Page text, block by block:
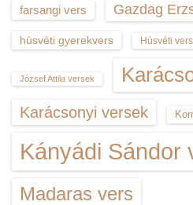
farsangi vers Gazdag
húsvéti gyerekvers Húsvéti vers
József Attila versek
Karácsonyi versek
Kányádi Sándor
Madaras vers